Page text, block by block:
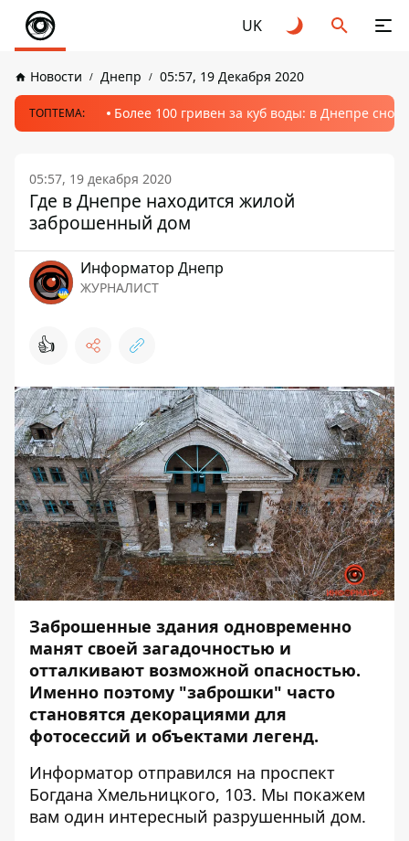
UK
Новости Днепр 05:57, 19 Декабря 2020
ТОПТЕМА: Более 100 гривен за куб воды: в Днепре
05:57, 19 декабря 2020
Где в Днепре находится жилой
заброшенный дом
Информатор Днепр
ЖУРНАЛИСТ
👍
Заброшенные здания одновременно
манят своей загадочностью и
отталкивают возможной опасностью.
Именно поэтому "заброшки" часто
становятся декорациями для
фотосессий и объектами легенд.
Информатор отправился на проспект
Богдана Хмельницкого, 103. Мы покажем
вам один интересный разрушенный дом.